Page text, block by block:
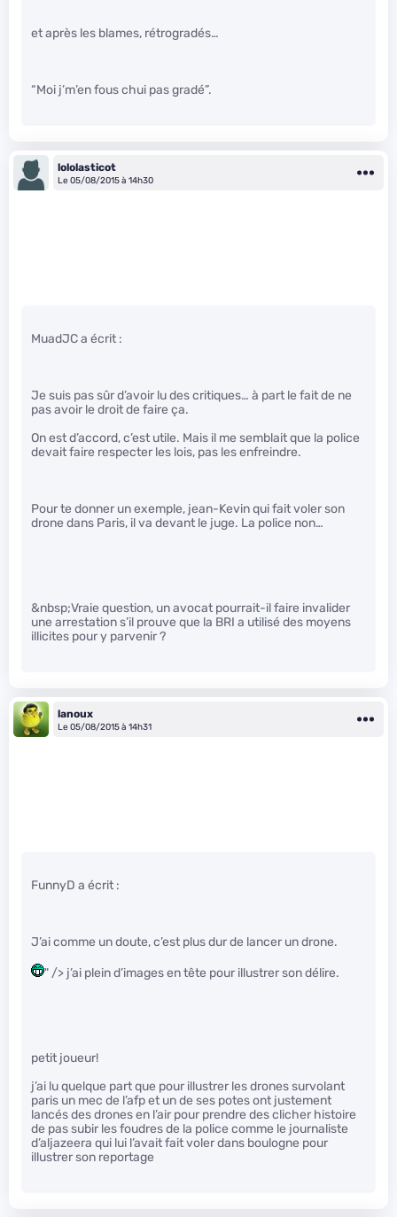
et après les blames, rétrogradés…
“Moi j’m’en fous chui pas gradé”.
lololasticot
Le 05/08/2015 à 14h30
MuadJC a écrit :
Je suis pas sûr d’avoir lu des critiques… à part le fait de ne
pas avoir le droit de faire ça.
On est d’accord, c’est utile. Mais il me semblait que la police
devait faire respecter les lois, pas les enfreindre.
Pour te donner un exemple, jean-Kevin qui fait voler son
drone dans Paris, il va devant le juge. La police non…
&nbsp;Vraie question, un avocat pourrait-il faire invalider
une arrestation s’il prouve que la BRI a utilisé des moyens
illicites pour y parvenir ?
lanoux
Le 05/08/2015 à 14h31
FunnyD a écrit :
J’ai comme un doute, c’est plus dur de lancer un drone.
" /> j’ai plein d’images en tête pour illustrer son délire.
petit joueur!
j’ai lu quelque part que pour illustrer les drones survolant
paris un mec de l’afp et un de ses potes ont justement
lancés des drones en l’air pour prendre des clicher histoire
de pas subir les foudres de la police comme le journaliste
d’aljazeera qui lui l’avait fait voler dans boulogne pour
illustrer son reportage